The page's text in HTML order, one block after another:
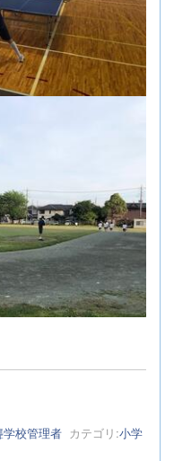
校管理者 カテゴリ:小学